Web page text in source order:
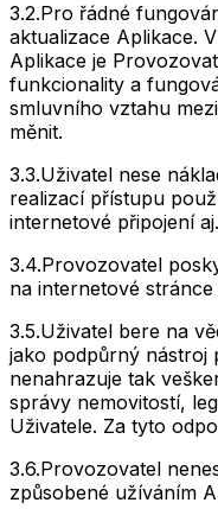
3.2.Pro řádné
aktualizace Aplikace.
Aplikace je
funkcionality a
smluvního vztahu
měnit.
3.3.Uživatel nese
realizací přístupu
internetové připojení
3.4.Provozovatel
na internetové
3.5.Uživatel bere na
jako podpůrný nástroj
nenahrazuje tak
správy nemovitostí,
Uživatele. Za tyto
3.6.Provozovatel
způsobené užíváním